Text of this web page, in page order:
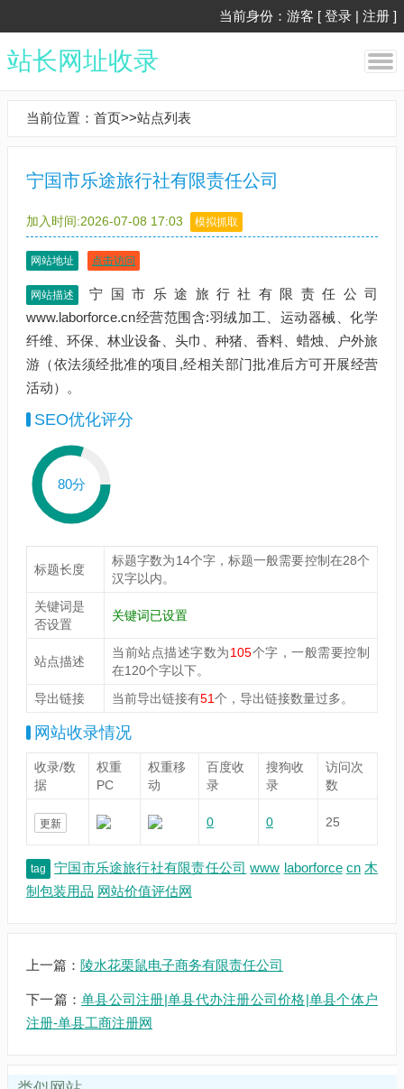
当前身份：游客 [ 登录 | 注册 ]
站长网址收录
当前位置： 首页>>站点列表
宁国市乐途旅行社有限责任公司
加入时间:2026-07-08 17:03 模拟抓取
网站地址 点击访问
网站描述
宁国市乐途旅行社有限责任公司
www.laborforce.cn经营范围含:羽绒加工、运动器械、化学
纤维、环保、林业设备、头巾、种猪、香料、蜡烛、户外旅
游（依法须经批准的项目,经相关部门批准后方可开展经营
活动）。
SEO优化评分
80分
标题长度
标题字数为14个字，标题一般需要控制在28个
汉字以内。
关键词是
否设置
关键词已设置
站点描述
当前站点描述字数为105个字，一般需要控制
在120个字以下。
导出链接
当前导出链接有51个，导出链接数量过多。
网站收录情况
收录/数
据
权重
PC
权重移
动
百度收
录
搜狗收
录
访问次
数
更新 0 0 25
tag 宁国市乐途旅行社有限责任公司 www laborforce cn 木
制包装用品 网站价值评估网
上一篇： 陵水花栗鼠电子商务有限责任公司
下一篇：单县公司注册|单县代办注册公司价格|单县个体户
注册-单县工商注册网